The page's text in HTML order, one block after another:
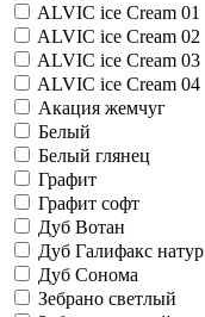
ALVIC iсе Cream 01
ALVIC iсе Cream 02
ALVIC iсе Cream 03
ALVIC iсе Cream 04
Акация жемчуг
Белый
Белый глянец
Графит
Графит софт
Дуб Вотан
Дуб Галифакс натур
Дуб Сонома
Зебрано светлый